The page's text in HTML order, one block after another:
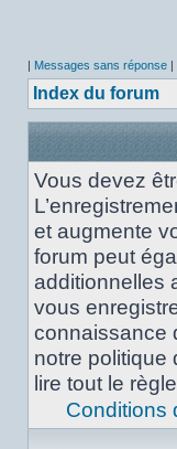
| Messages sans réponse |
Index du forum
Vous devez
et augmente
forum peut
additionnelles
vous
connaissance
notre politique
lire tout le
Conditions